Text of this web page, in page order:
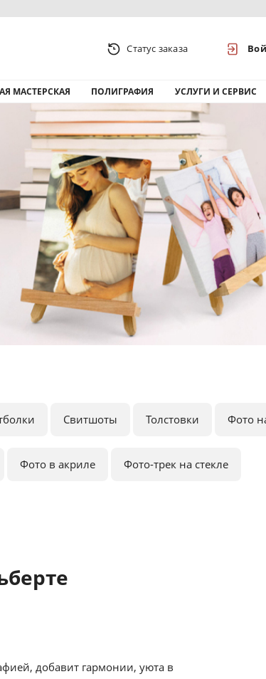
Статус заказа
МАСТЕРСКАЯ ПОЛИГРАФИЯ УСЛУГИ И СЕРВИС
Свитшоты Толстовки Фото
Фото в акриле Фото-трек на стекле
добавит гармонии, уюта в